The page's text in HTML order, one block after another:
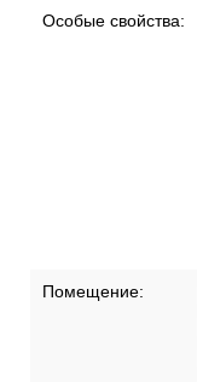
Особые свойства:
Помещение: